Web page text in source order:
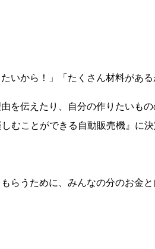
いから！」「たくさん材料があ
を伝えたり、自分の作りたいも
むことができる自動販売機』に決
らうために、みんなの分のお金と